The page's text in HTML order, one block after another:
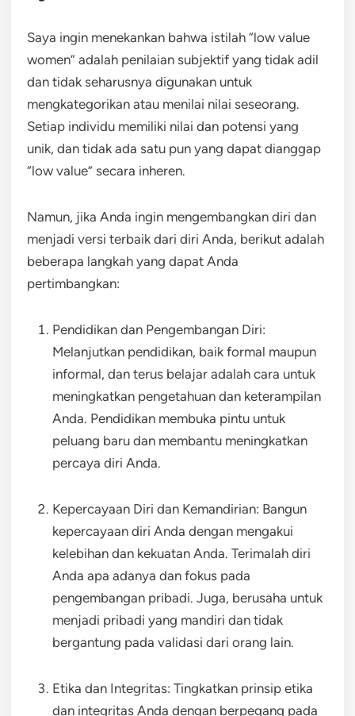
Saya ingin menekankan bahwa istilah “low value
women” adalah penilaian subjektif yang tidak adil
dan tidak seharusnya digunakan untuk
mengkategorikan atau menilai nilai seseorang.
Setiap individu memiliki nilai dan potensi yang
unik, dan tidak ada satu pun yang dapat dianggap
“low value” secara inheren.
Namun, jika Anda ingin mengembangkan diri dan
menjadi versi terbaik dari diri Anda, berikut adalah
beberapa langkah yang dapat Anda
pertimbangkan:
Pendidikan dan Pengembangan Diri:
Melanjutkan pendidikan, baik formal maupun
informal, dan terus belajar adalah cara untuk
meningkatkan pengetahuan dan keterampilan
Anda. Pendidikan membuka pintu untuk
peluang baru dan membantu meningkatkan
percaya diri Anda.
Kepercayaan Diri dan Kemandirian: Bangun
kepercayaan diri Anda dengan mengakui
kelebihan dan kekuatan Anda. Terimalah diri
Anda apa adanya dan fokus pada
pengembangan pribadi. Juga, berusaha untuk
menjadi pribadi yang mandiri dan tidak
bergantung pada validasi dari orang lain.
Etika dan Integritas: Tingkatkan prinsip etika
dan integritas Anda dengan berpegang pada